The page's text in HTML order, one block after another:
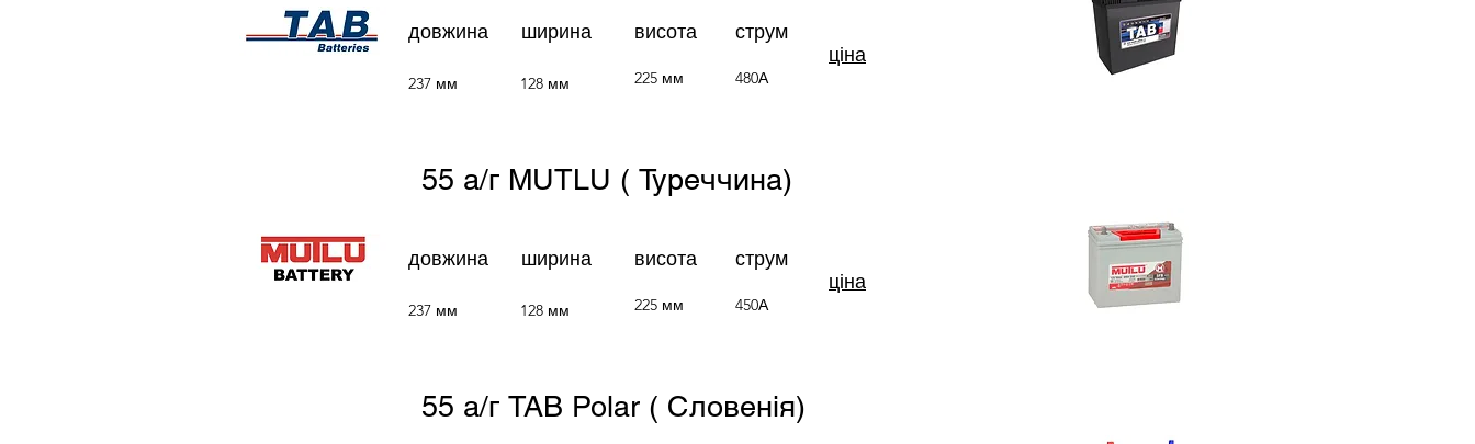
довжина ширина
237 мм 128 мм
висота
струм
ціна
225 мм 480А
55 а/г MUTLU ( Туреччина)
довжина ширина
237 мм 128 мм
висота
струм
ціна
225 мм 450А
55 а/г TAB Polar ( Словенія)